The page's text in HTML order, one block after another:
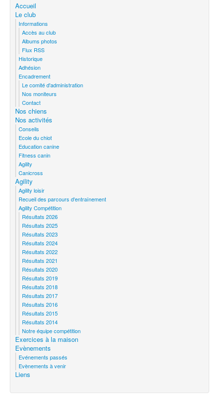
Accueil
Le club
Informations
Accès au club
Albums photos
Flux RSS
Historique
Adhésion
Encadrement
Le comité d'administration
Nos moniteurs
Contact
Nos chiens
Nos activités
Conseils
Ecole du chiot
Education canine
Fitness canin
Agility
Canicross
Agility
Agility loisir
Recueil des parcours d'entraînement
Agility Compétition
Résultats 2026
Résultats 2025
Résultats 2023
Résultats 2024
Résultats 2022
Résultats 2021
Résultats 2020
Résultats 2019
Résultats 2018
Résultats 2017
Résultats 2016
Résultats 2015
Résultats 2014
Notre équipe compétition
Exercices à la maison
Evènements
Evénements passés
Evènements à venir
Liens